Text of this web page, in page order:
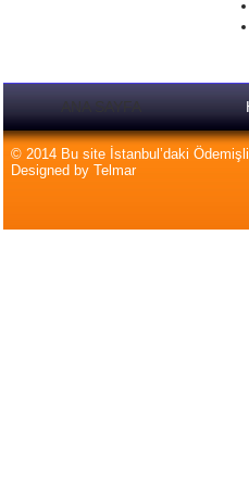
ANA SAYFA
© 2014 Bu site İstanbul’daki
Designed by Telmar